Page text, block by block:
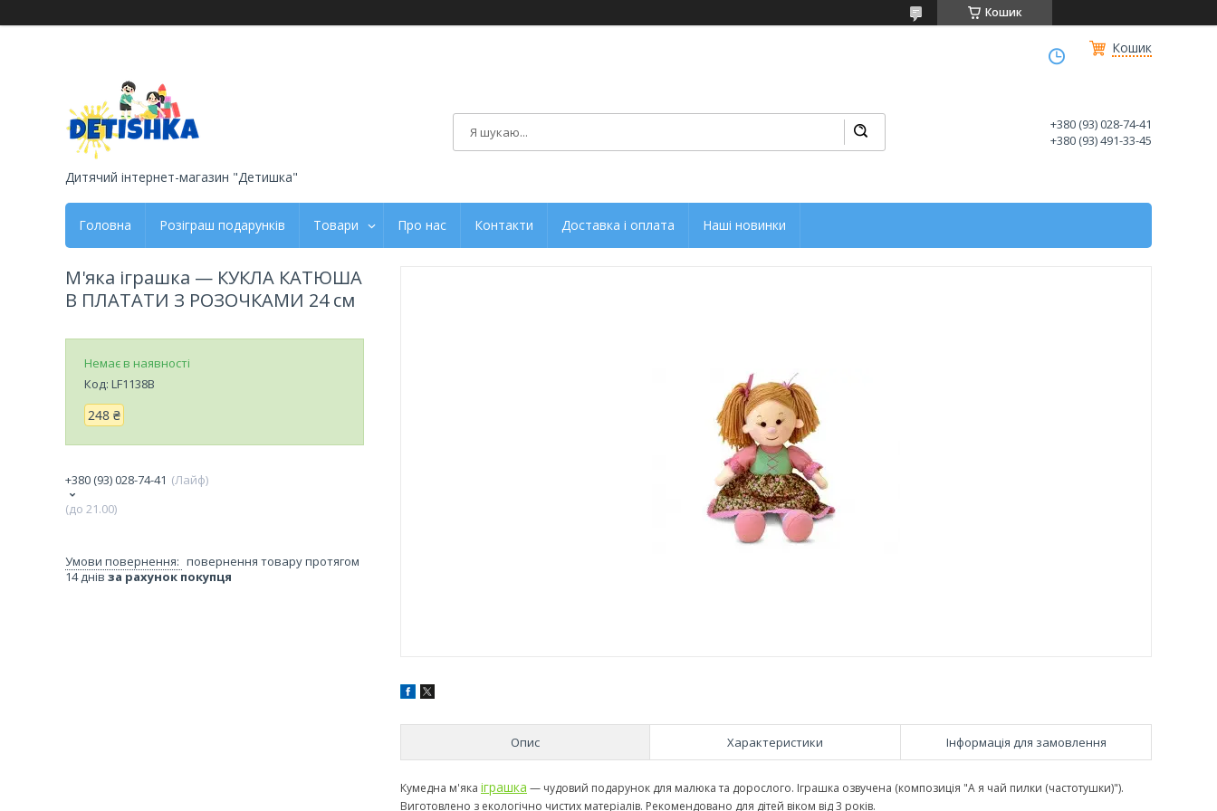
Кошик
Кошик
Дитячий інтернет-магазин "Детишка"
+380 (93) 028-74-41
+380 (93) 491-33-45
Головна Розіграш подарунків Товари Про нас Контакти Доставка і оплата Наші новинки
Опис Характеристики Інформація для замовлення
Кумедна м'яка іграшка — чудовий подарунок для малюка та дорослого. Іграшка озвучена (композиція "А я чай пилки (частотушки)").
Виготовлено з екологічно чистих матеріалів. Рекомендовано для дітей віком від 3 років.
М'яка іграшка — КУКЛА КАТЮША
В ПЛАТАТИ З РОЗОЧКАМИ 24 см
Немає в наявності
Код: LF1138B
248 ₴
+380 (93) 028-74-41
Лайф
(до 21.00)
повернення товару протягом
14 днів за рахунок покупця